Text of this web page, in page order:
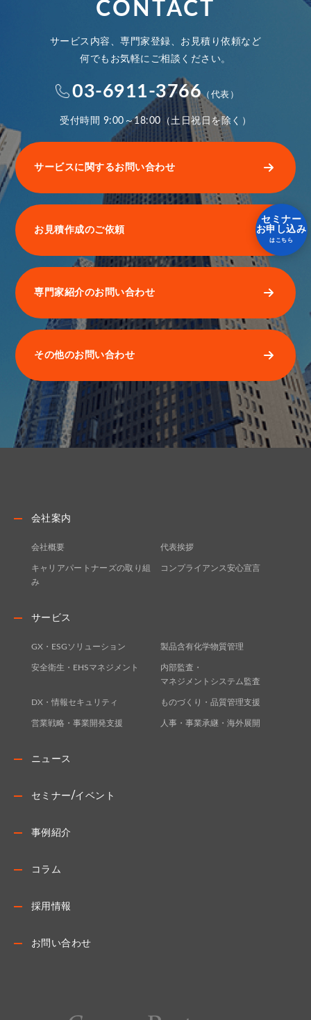
セミナー
お申し込み
はこちら
CONTACT
サービス内容、専門家登録、お見積り依頼など
何でもお気軽にご相談ください。
03-6911-3766（代表）
受付時間 9:00～18:00（土日祝日を除く）
サービスに関するお問い合わせ
お見積作成のご依頼
専門家紹介のお問い合わせ
その他のお問い合わせ
会社案内
会社概要 代表挨拶
キャリアパートナーズの取り組
み
コンプライアンス安心宣言
サービス
GX・ESGソリューション 製品含有化学物質管理
安全衛生・EHSマネジメント
内部監査・
マネジメントシステム監査
DX・情報セキュリティ ものづくり・品質管理支援
営業戦略・事業開発支援 人事・事業承継・海外展開
ニュース
セミナー/イベント
事例紹介
コラム
採用情報
お問い合わせ